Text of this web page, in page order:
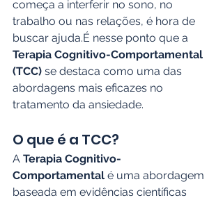
começa a interferir no sono, no
trabalho ou nas relações, é hora de
buscar ajuda.É nesse ponto que a
Terapia Cognitivo-Comportamental
(TCC) se destaca como uma das
abordagens mais eficazes no
tratamento da ansiedade.
O que é a TCC?
A Terapia Cognitivo-
Comportamental é uma abordagem
baseada em evidências científicas